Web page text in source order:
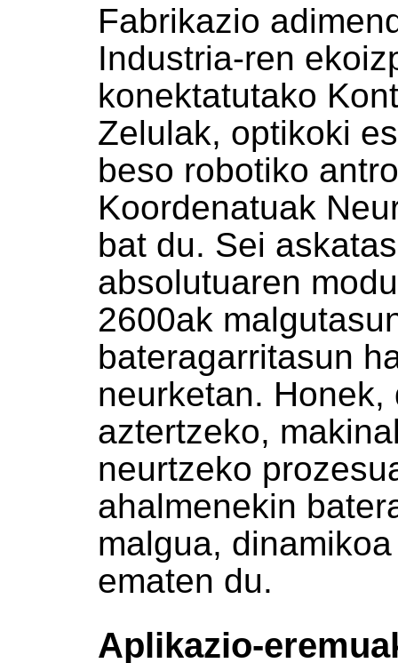
Fabrikazio
Industria-ren
konektatutako
Zelulak, optikoki
beso robotiko
Koordenatuak
bat du. Sei
absolutuaren
2600ak
bateragarritasun
neurketan.
aztertzeko,
neurtzeko
ahalmenekin
malgua,
ematen du.
Aplikazio-